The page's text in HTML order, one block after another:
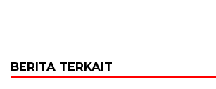
BERITA TERKAIT